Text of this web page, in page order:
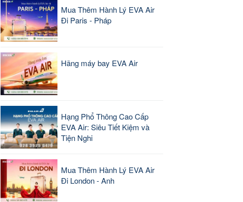
Mua Thêm Hành Lý EVA Air
Đi Paris - Pháp
Hãng máy bay EVA Air
Hạng Phổ Thông Cao Cấp
EVA Air: Siêu Tiết Kiệm và
Tiện Nghi
Mua Thêm Hành Lý EVA Air
Đi London - Anh